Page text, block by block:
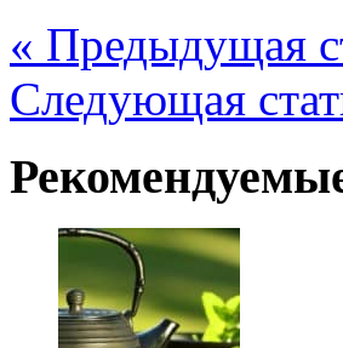
« Предыдущая
Следующая